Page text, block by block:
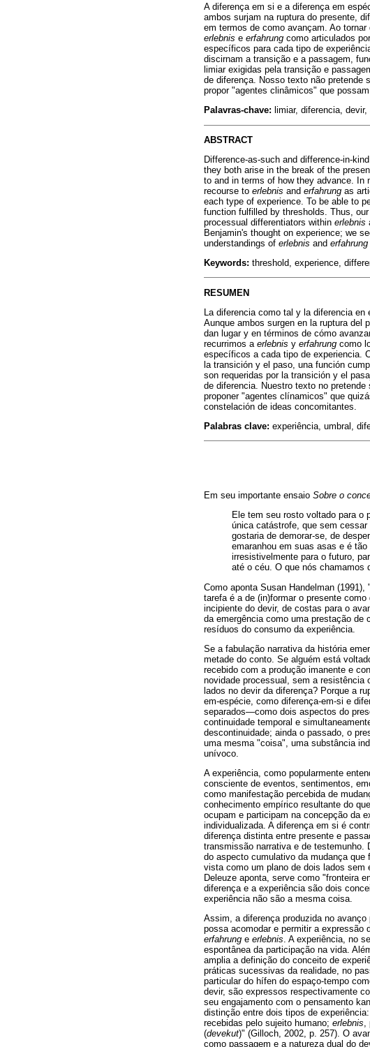
A diferença em si e a diferença em
ambos surjam na ruptura do presente,
em termos de como avançam. Ao
erlebnis e erfahrung como articulados
específicos para cada tipo de
discirnam a transição e a passagem,
limiar exigidas pela transição e
de diferença. Nosso texto não pretende
propor "agentes clinâmicos" que
Palavras-chave: limiar, diferencia, devir,
ABSTRACT
Difference-as-such and difference-in-
they both arise in the break of the
to and in terms of how they advance. In
recourse to erlebnis and erfahrung as
each type of experience. To be able to
function fulfilled by thresholds. Thus,
processual differentiators within erlebnis
Benjamin's thought on experience; we
understandings of erlebnis and erfahrung
Keywords: threshold, experience,
RESUMEN
La diferencia como tal y la diferencia
Aunque ambos surgen en la ruptura del
dan lugar y en términos de cómo
recurrimos a erlebnis y erfahrung como
específicos a cada tipo de experiencia.
la transición y el paso, una función
son requeridas por la transición y el
de diferencia. Nuestro texto no
proponer "agentes clínamicos" que
constelación de ideas concomitantes.
Palabras clave: experiência, umbral,
Em seu importante ensaio Sobre o
Ele tem seu rosto voltado para o
única catástrofe, que sem
gostaria de demorar-se, de
emaranhou em suas asas e é
irresistivelmente para o futuro,
até o céu. O que nós chamamos
Como aponta Susan Handelman
tarefa é a de (in)formar o presente
incipiente do devir, de costas para o
da emergência como uma prestação
resíduos do consumo da experiência.
Se a fabulação narrativa da história
metade do conto. Se alguém está
recebido com a produção imanente e
novidade processual, sem a resistência
lados no devir da diferença? Porque a
em-espécie, como diferença-em-si e
separados—como dois aspectos do
continuidade temporal e
descontinuidade; ainda o passado, o
uma mesma "coisa", uma substância
unívoco.
A experiência, como popularmente
consciente de eventos, sentimentos,
como manifestação percebida de
conhecimento empírico resultante do
ocupam e participam na concepção da
individualizada. A diferença em si é
diferença distinta entre presente e
transmissão narrativa e de testemunho.
do aspecto cumulativo da mudança
vista como um plano de dois lados
Deleuze aponta, serve como "fronteira
diferença e a experiência são dois
experiência não são a mesma coisa.
Assim, a diferença produzida no
possa acomodar e permitir a expressão
erfahrung e erlebnis. A experiência, no
espontânea da participação na vida.
amplia a definição do conceito de
práticas sucessivas da realidade, no
particular do hífen do espaço-tempo
devir, são expressos respectivamente
seu engajamento com o pensamento
distinção entre dois tipos de experiência:
recebidas pelo sujeito humano; erlebnis,
(devekut)" (Gilloch, 2002, p. 257). O
como passagem e a natureza dual do